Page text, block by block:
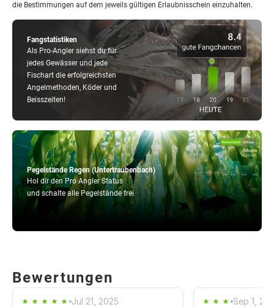
Pegelstände Regen (Untertraubenbach)
Hol dir den Pro Angler Status
und schalte alle Pegelstände frei
Fangstatistiken
Als Pro-Angler siehst du für
jedes Gewässer und jede
Fischart die erfolgreichsten
Angelmethoden, Köder und
Beisszeiten!
die Bestimmungen auf dem jeweils gültigen Erlaubnisschein einzuhalten.
Bewertungen
Jul 21, 2025 Sep 1,